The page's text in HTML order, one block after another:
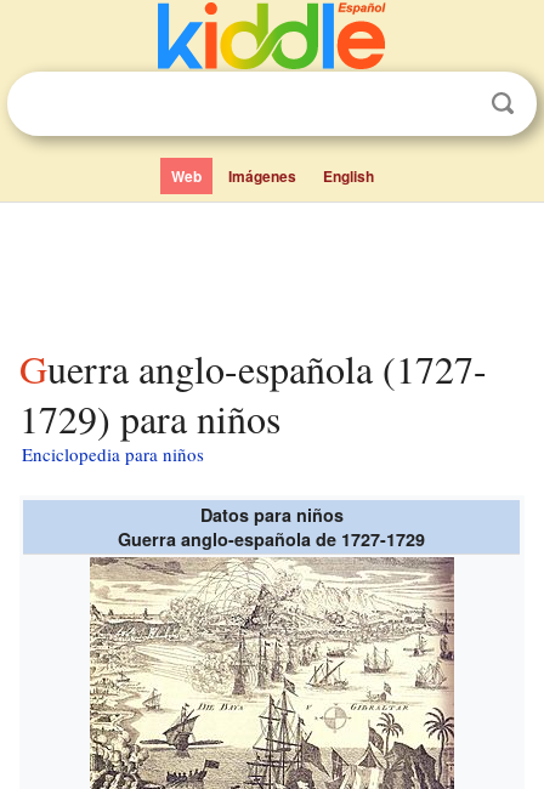
Web Imágenes English
Guerra anglo-española (1727-
1729) para niños
Enciclopedia para niños
Datos para niños
Guerra anglo-española de 1727-1729